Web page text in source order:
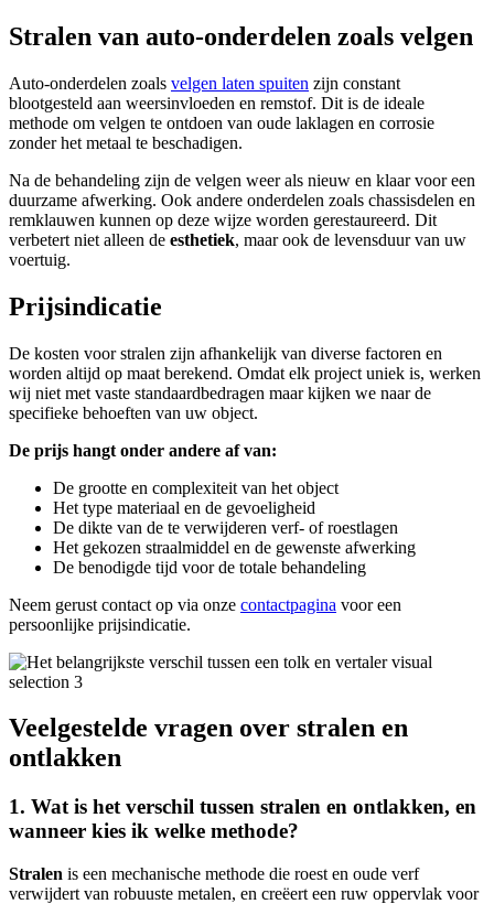
Stralen van auto-onderdelen zoals velgen
Auto-onderdelen zoals velgen laten spuiten zijn constant
blootgesteld aan weersinvloeden en remstof. Dit is de ideale
methode om velgen te ontdoen van oude laklagen en corrosie
zonder het metaal te beschadigen.
Na de behandeling zijn de velgen weer als nieuw en klaar voor een
duurzame afwerking. Ook andere onderdelen zoals chassisdelen en
remklauwen kunnen op deze wijze worden gerestaureerd. Dit
verbetert niet alleen de esthetiek, maar ook de levensduur van uw
voertuig.
Prijsindicatie
De kosten voor stralen zijn afhankelijk van diverse factoren en
worden altijd op maat berekend. Omdat elk project uniek is, werken
wij niet met vaste standaardbedragen maar kijken we naar de
specifieke behoeften van uw object.
De prijs hangt onder andere af van:
De grootte en complexiteit van het object
Het type materiaal en de gevoeligheid
De dikte van de te verwijderen verf- of roestlagen
Het gekozen straalmiddel en de gewenste afwerking
De benodigde tijd voor de totale behandeling
Neem gerust contact op via onze contactpagina voor een
persoonlijke prijsindicatie.
Veelgestelde vragen over stralen en
ontlakken
1. Wat is het verschil tussen stralen en ontlakken, en
wanneer kies ik welke methode?
Stralen is een mechanische methode die roest en oude verf
verwijdert van robuuste metalen, en creëert een ruw oppervlak voor